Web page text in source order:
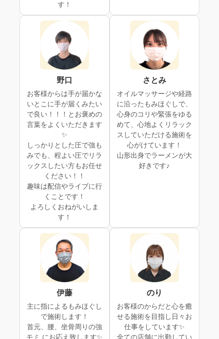
す！
野口
お客様からは手が届かな
いとこに手が届くみたい
で良い！！！とお褒めの
言葉をよくいただきます
✨
しっかりとした圧で強も
みでも、程よい圧でリラ
ックスしたい方もお任せ
ください！！
趣味は配信やライブに行
くことです！
よろしくおねがいしま
す！
さとみ
オイルマッサージや経路
に沿ったもみほぐしで、
心身のコリや緊張をゆる
めて、心地よくリラック
スしていただける施術を
心がけています！
山形出身でラーメンが大
好きです♪
伊藤
主に指によるもみほぐし
で施術します！
首元、腰、坐骨周りの強
モミ にお応え致します✨
のり
お客様のからだと心を癒
せる施術を目指し日々お
仕事をしています✨
全ての店舗に出勤してい